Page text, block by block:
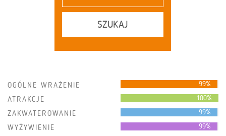
SZUKAJ
OGÓLNE WRAŻENIE 99%
ATRAKCJE 100%
ZAKWATEROWANIE 99%
WYŻYWIENIE 99%